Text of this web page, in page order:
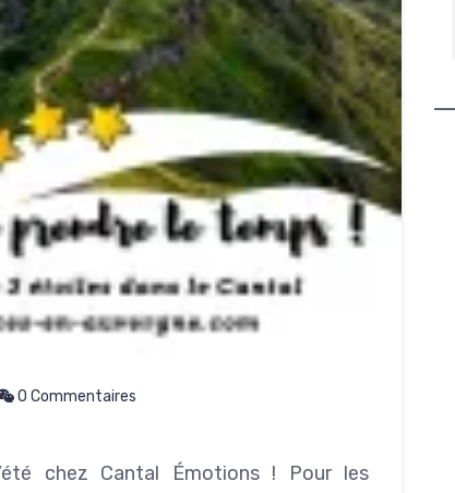
0 Commentaires
chez Cantal Émotions ! Pour les
adresses, elle est toujours prête à
rendre service.
Guillaume est fait du même moule.
Non seulement c'est excellent guide,
mais il en fait toujours plus pour faire
plaisir. Nous avons passé 4 jours de
rêve. Prêts à revenir à la première
occasion. Merci encore à tous les
trois (il ne faut pas oublier la
descendance qui promet)
Lire la suite